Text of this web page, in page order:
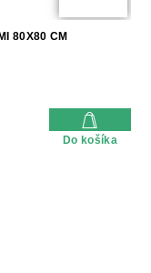
80X80 CM
Do košíka